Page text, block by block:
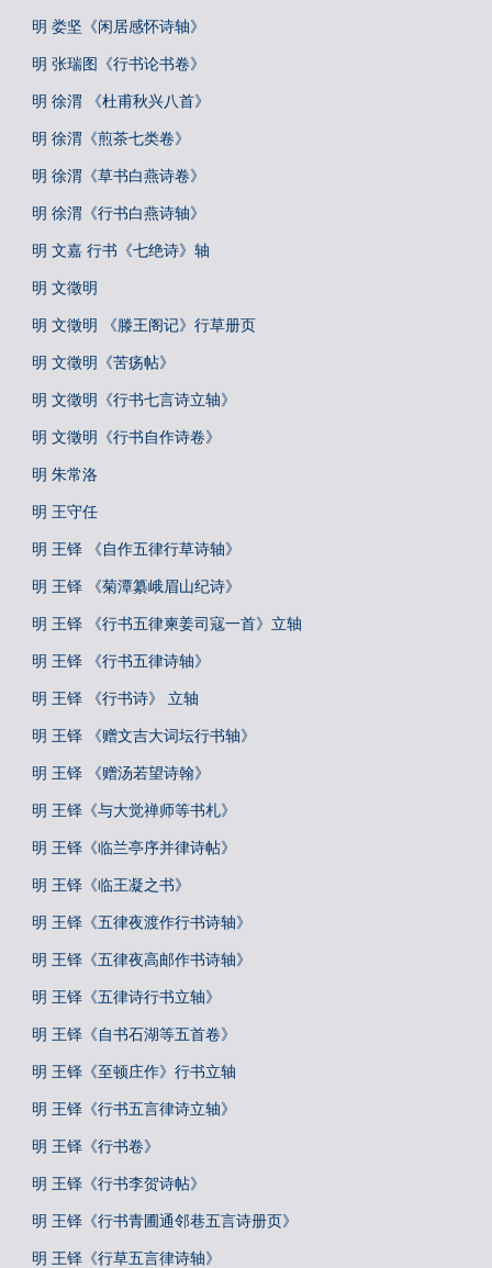
明 娄坚《闲居感怀诗轴》
明 张瑞图《行书论书卷》
明 徐渭 《杜甫秋兴八首》
明 徐渭《煎茶七类卷》
明 徐渭《草书白燕诗卷》
明 徐渭《行书白燕诗轴》
明 文嘉 行书《七绝诗》轴
明 文徵明
明 文徵明 《滕王阁记》行草册页
明 文徵明《苦疡帖》
明 文徵明《行书七言诗立轴》
明 文徵明《行书自作诗卷》
明 朱常洛
明 王守任
明 王铎 《自作五律行草诗轴》
明 王铎 《菊潭纂峨眉山纪诗》
明 王铎 《行书五律柬姜司寇一首》立轴
明 王铎 《行书五律诗轴》
明 王铎 《行书诗》 立轴
明 王铎 《赠文吉大词坛行书轴》
明 王铎 《赠汤若望诗翰》
明 王铎《与大觉禅师等书札》
明 王铎《临兰亭序并律诗帖》
明 王铎《临王凝之书》
明 王铎《五律夜渡作行书诗轴》
明 王铎《五律夜高邮作书诗轴》
明 王铎《五律诗行书立轴》
明 王铎《自书石湖等五首卷》
明 王铎《至顿庄作》行书立轴
明 王铎《行书五言律诗立轴》
明 王铎《行书卷》
明 王铎《行书李贺诗帖》
明 王铎《行书青圃通邻巷五言诗册页》
明 王铎《行草五言律诗轴》